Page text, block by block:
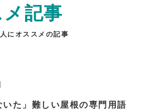
記事
にオススメの記事
た」難しい屋根の専門用語